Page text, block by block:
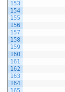
153
154
155
156
157
158
159
160
161
162
163
164
165